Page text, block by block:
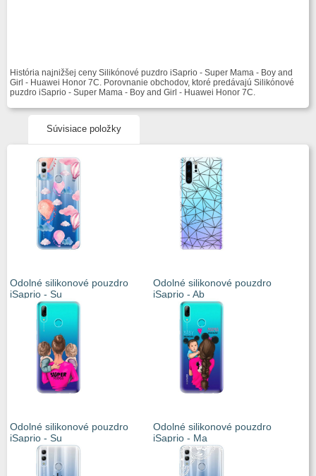
História najnižšej ceny Silikónové puzdro iSaprio - Super Mama - Boy and
Girl - Huawei Honor 7C. Porovnanie obchodov, ktoré predávajú Silikónové
puzdro iSaprio - Super Mama - Boy and Girl - Huawei Honor 7C.
Súvisiace položky
Odolné silikonové pouzdro
iSaprio - Su
Odolné silikonové pouzdro
iSaprio - Ab
Odolné silikonové pouzdro
iSaprio - Su
Odolné silikonové pouzdro
iSaprio - Ma